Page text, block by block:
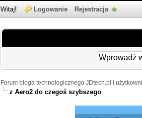
Witaj! Logowanie Rejestracja
Forum bloga technologicznego JDtech.pl i
z Aero2 do czegoś szybszego